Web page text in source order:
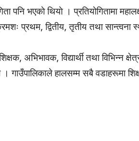
भएकाे थियाे । प्रतियोगितामा
प्रथम, द्वितीय, तृतीय तथा सान्त्वना
अभिभावक, विद्यार्थी तथा विभिन्न
हालसम्म सबै वडाहरूमा